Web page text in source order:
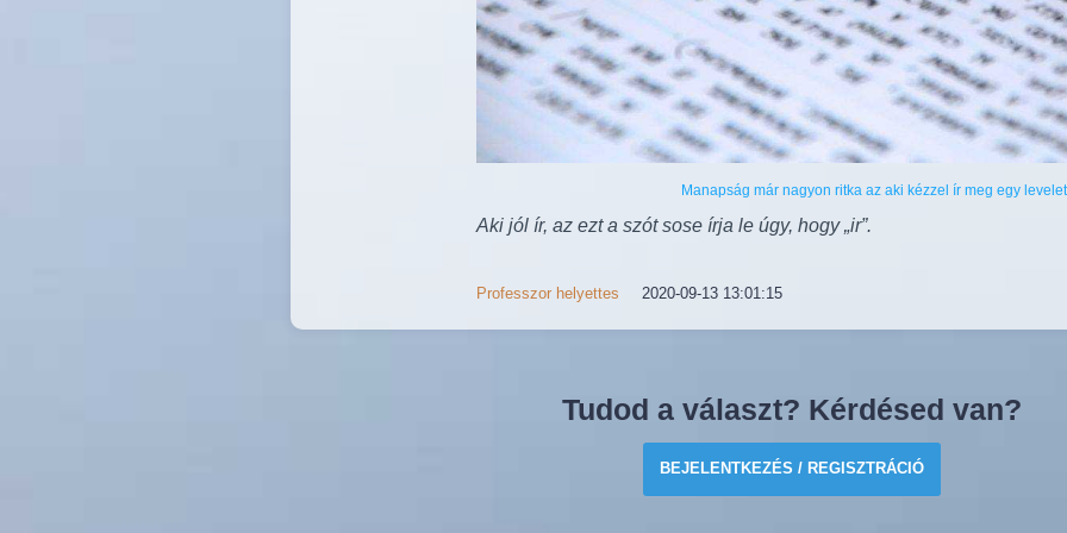
Manapság már nagyon ritka az aki kézzel ír meg egy
Aki jól ír, az ezt a szót sose írja le úgy, hogy „ir”.
Professzor helyettes 2020-09-13 13:01:15
Tudod a választ? Kérdésed van?
BEJELENTKEZÉS / REGISZTRÁCIÓ